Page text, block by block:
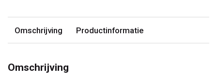
Omschrijving Productinformatie
Omschrijving